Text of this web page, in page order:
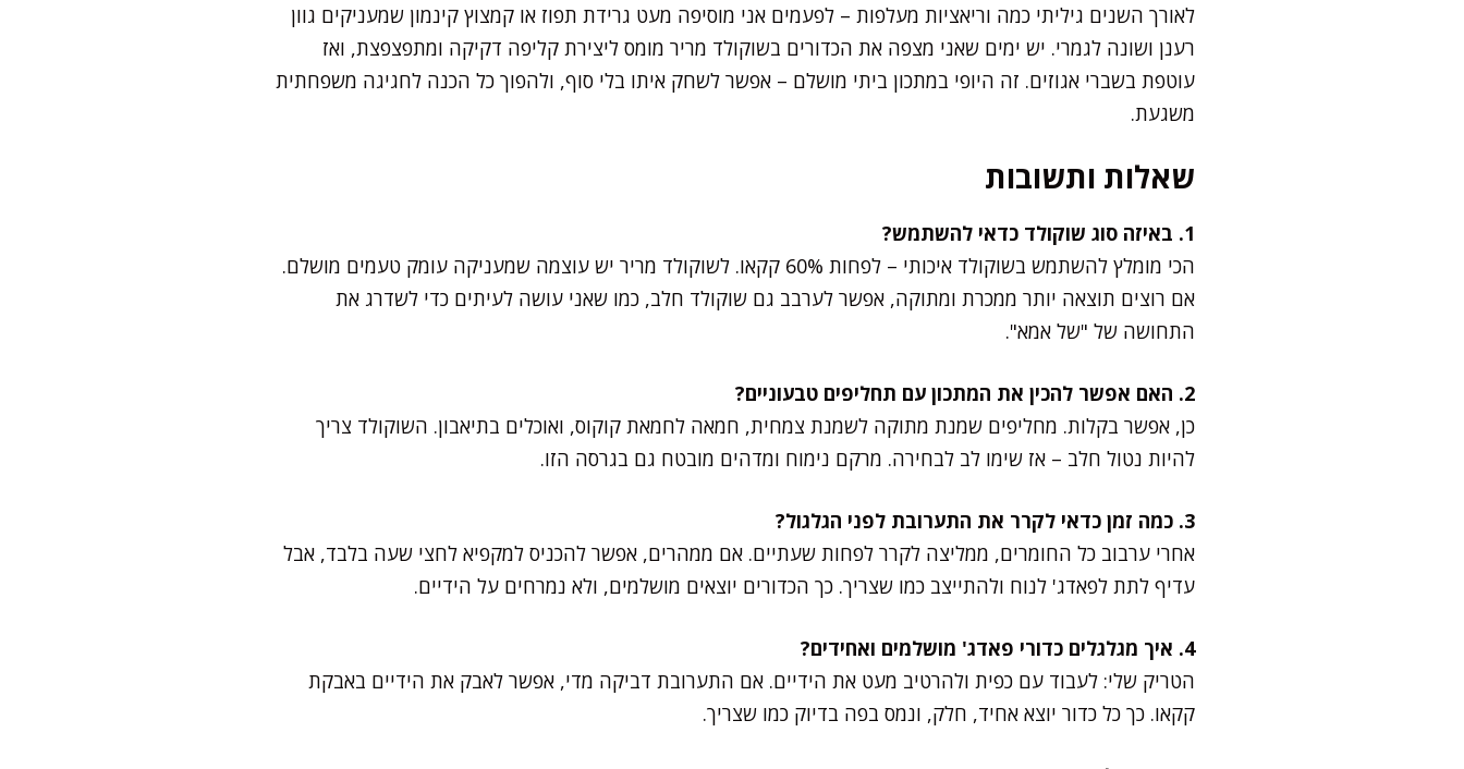
לאורך השנים גיליתי כמה וריאציות מעלפות – לפעמים אני מוסיפה מעט גרידת תפוז או קמצוץ קינמון שמעניקים גוון
רענן ושונה לגמרי. יש ימים שאני מצפה את הכדורים בשוקולד מריר מומס ליצירת קליפה דקיקה ומתפצפצת, ואז
עוטפת בשברי אגוזים. זה היופי במתכון ביתי מושלם – אפשר לשחק איתו בלי סוף, ולהפוך כל הכנה לחגיגה משפחתית
משגעת.
שאלות ותשובות
1. באיזה סוג שוקולד כדאי להשתמש?
הכי מומלץ להשתמש בשוקולד איכותי – לפחות 60% קקאו. לשוקולד מריר יש עוצמה שמעניקה עומק טעמים מושלם.
אם רוצים תוצאה יותר ממכרת ומתוקה, אפשר לערבב גם שוקולד חלב, כמו שאני עושה לעיתים כדי לשדרג את
התחושה של "של אמא".
2. האם אפשר להכין את המתכון עם תחליפים טבעוניים?
כן, אפשר בקלות. מחליפים שמנת מתוקה לשמנת צמחית, חמאה לחמאת קוקוס, ואוכלים בתיאבון. השוקולד צריך
להיות נטול חלב – אז שימו לב לבחירה. מרקם נימוח ומדהים מובטח גם בגרסה הזו.
3. כמה זמן כדאי לקרר את התערובת לפני הגלגול?
אחרי ערבוב כל החומרים, ממליצה לקרר לפחות שעתיים. אם ממהרים, אפשר להכניס למקפיא לחצי שעה בלבד, אבל
עדיף לתת לפאדג' לנוח ולהתייצב כמו שצריך. כך הכדורים יוצאים מושלמים, ולא נמרחים על הידיים.
4. איך מגלגלים כדורי פאדג' מושלמים ואחידים?
הטריק שלי: לעבוד עם כפית ולהרטיב מעט את הידיים. אם התערובת דביקה מדי, אפשר לאבק את הידיים באבקת
קקאו. כך כל כדור יוצא אחיד, חלק, ונמס בפה בדיוק כמו שצריך.